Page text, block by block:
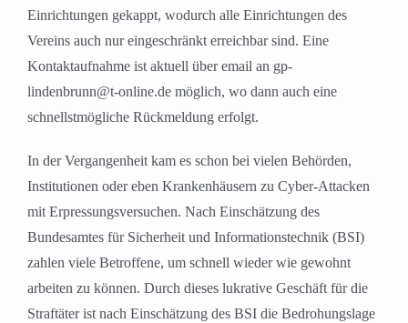
Einrichtungen gekappt, wodurch alle Einrichtungen des
Vereins auch nur eingeschränkt erreichbar sind. Eine
Kontaktaufnahme ist aktuell über email an gp-
lindenbrunn@t-online.de möglich, wo dann auch eine
schnellstmögliche Rückmeldung erfolgt.
In der Vergangenheit kam es schon bei vielen Behörden,
Institutionen oder eben Krankenhäusern zu Cyber-Attacken
mit Erpressungsversuchen. Nach Einschätzung des
Bundesamtes für Sicherheit und Informationstechnik (BSI)
zahlen viele Betroffene, um schnell wieder wie gewohnt
arbeiten zu können. Durch dieses lukrative Geschäft für die
Straftäter ist nach Einschätzung des BSI die Bedrohungslage